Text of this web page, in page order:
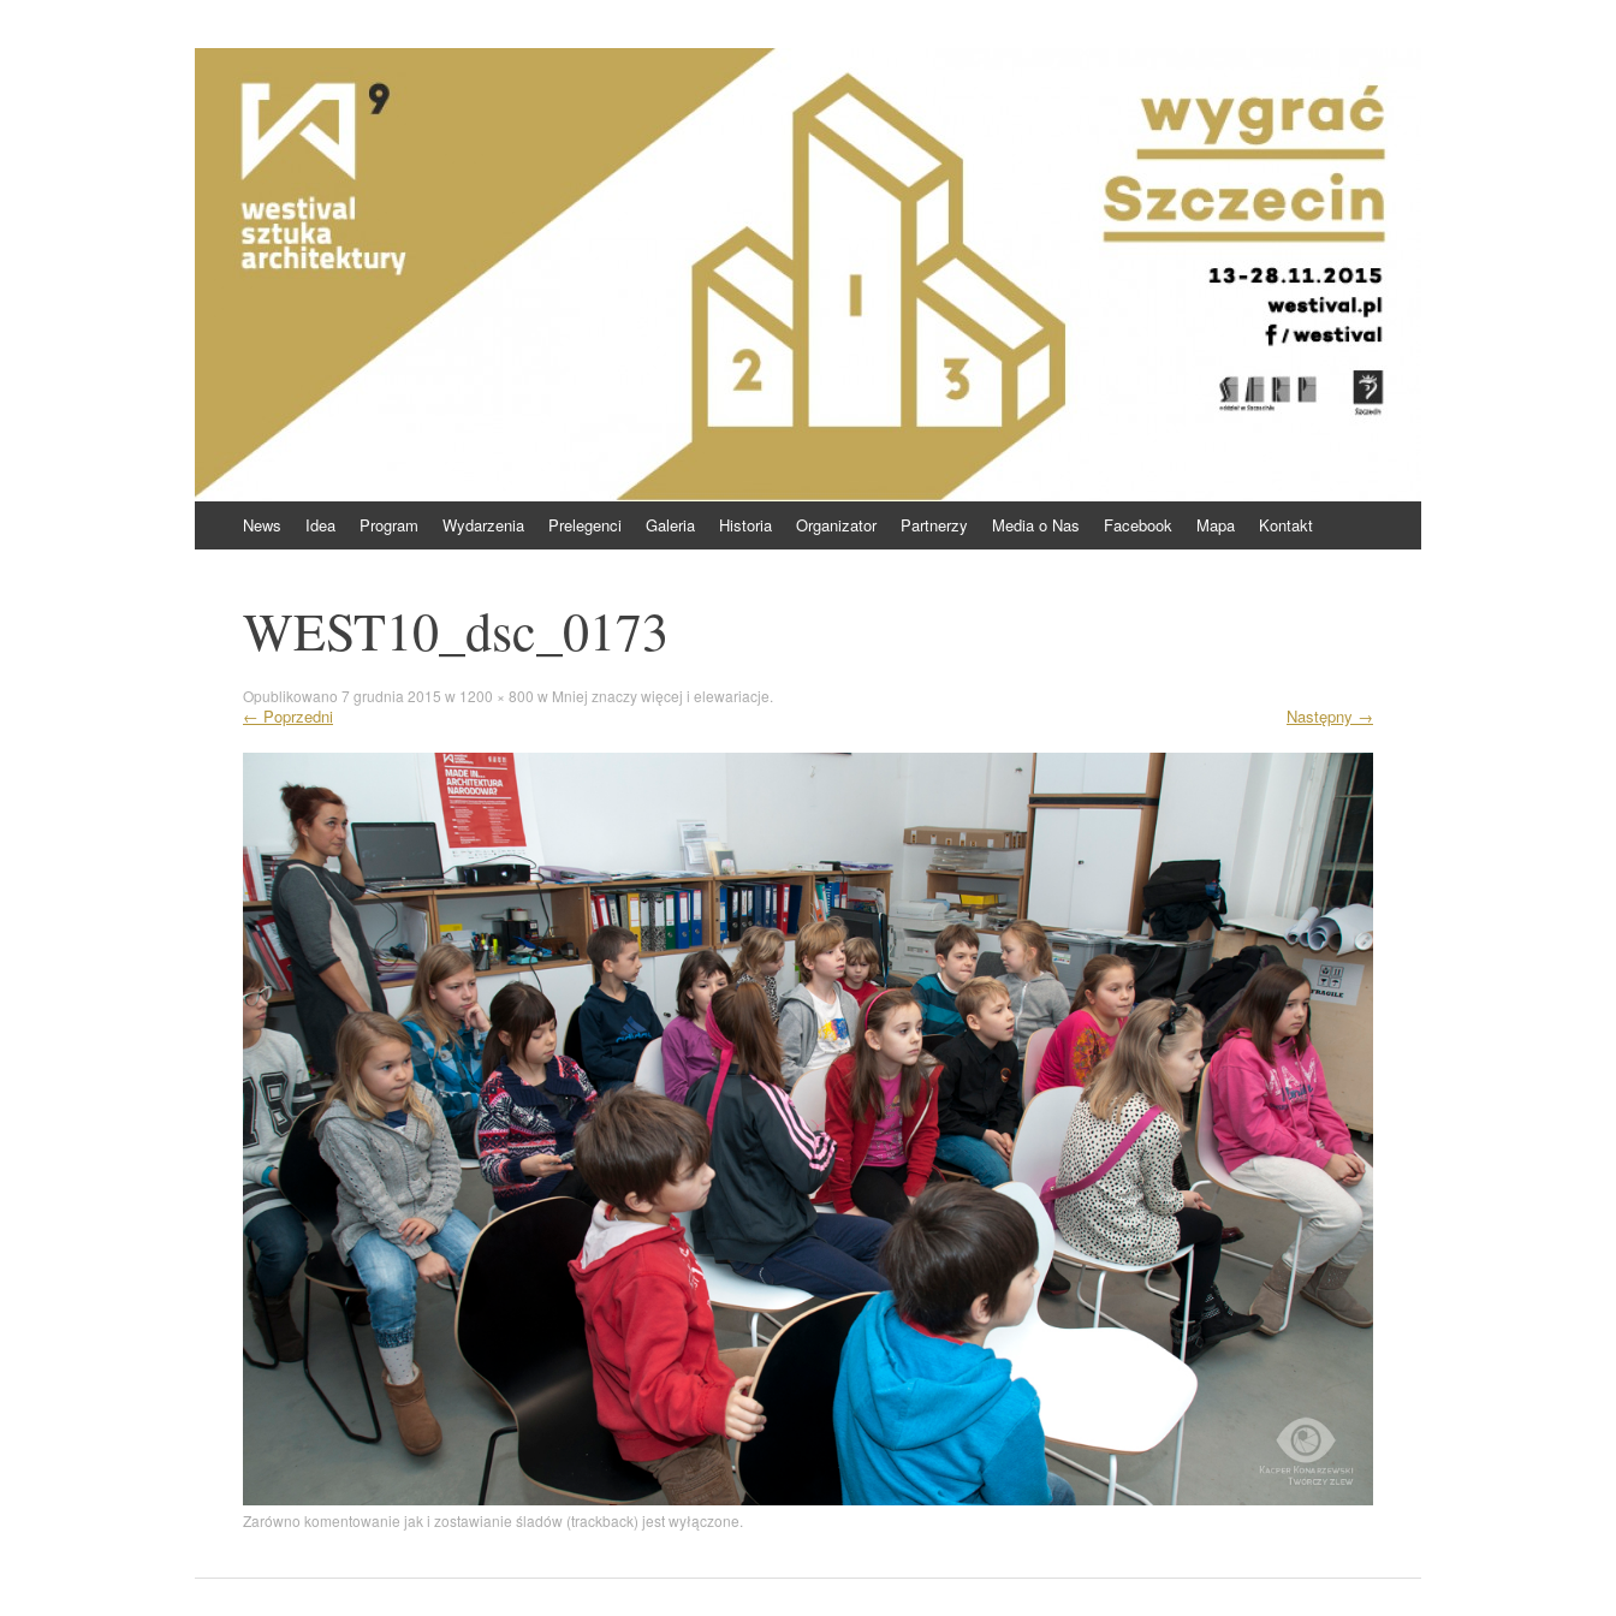
Skocz
do
News Idea Program Wydarzenia Prelegenci Galeria Historia Organizator Partnerzy Media o Nas Facebook Mapa Kontakt
WEST10_dsc_0173
Opublikowano 7 grudnia 2015 w 1200 × 800 w Mniej znaczy więcej i elewariacje.
← Poprzedni Następny →
Zarówno komentowanie jak i zostawianie śladów (trackback) jest wyłączone.